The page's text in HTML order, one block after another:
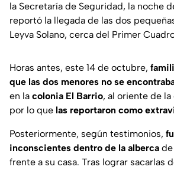
la Secretaría de Seguridad, la noche
reportó la llegada de las dos
Leyva Solano, cerca del Primer
Horas antes, este 14 de octubre,
que las dos menores no se
en la colonia El Barrio, al oriente de
por lo que las reportaron como
Posteriormente, según testimonios,
inconscientes dentro de la alberca
frente a su casa. Tras lograr sacarlas